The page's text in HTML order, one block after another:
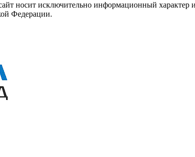
носит исключительно информационный характер
Федерации.